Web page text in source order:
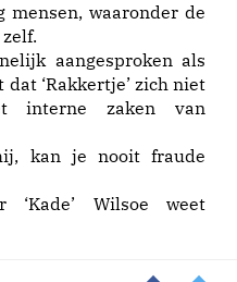
waaronder de
aangesproken als
‘Rakkertje’ zich niet
interne zaken van
kan je nooit fraude
‘Kade’ Wilsoe weet